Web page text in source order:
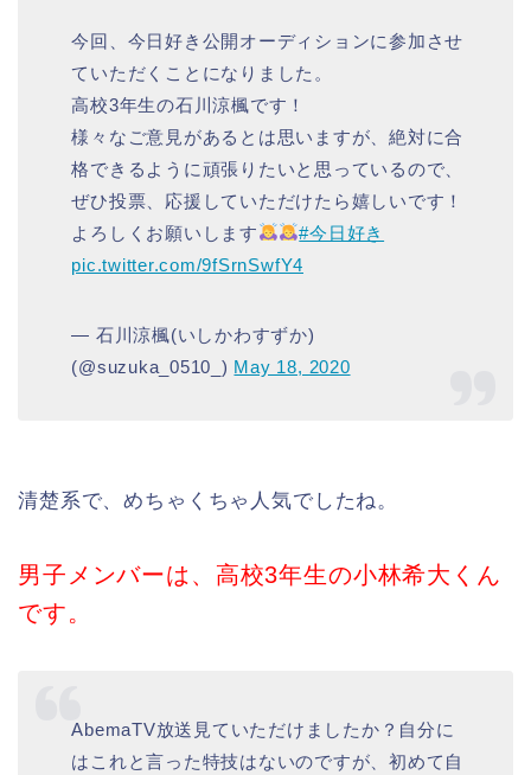
今回、今日好き公開オーディションに参加させ
ていただくことになりました。
高校3年生の石川涼楓です！
様々なご意見があるとは思いますが、絶対に合
格できるように頑張りたいと思っているので、
ぜひ投票、応援していただけたら嬉しいです！
よろしくお願いします
#今日好き
pic.twitter.com/9fSrnSwfY4
— 石川涼楓(いしかわすずか)
(@suzuka_0510_) May 18, 2020
清楚系で、めちゃくちゃ人気でしたね。
男子メンバーは、高校3年生の小林希大くん
です。
AbemaTV放送見ていただけましたか？自分に
はこれと言った特技はないのですが、初めて自